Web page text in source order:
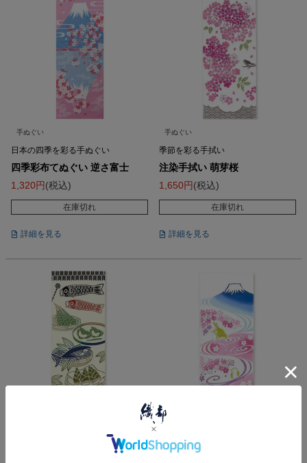
手ぬぐい
日本の四季を彩る手ぬぐい
四季彩布てぬぐい 逆さ富士
1,320
税込
在庫切れ
詳細を見る
手ぬぐい
季節を彩る手拭い
注染手拭い 萌芽桜
1,650
税込
在庫切れ
詳細を見る
注染手拭い 万福鯉のぼり
季節を彩る手拭い
注染手拭い 富士の桜川